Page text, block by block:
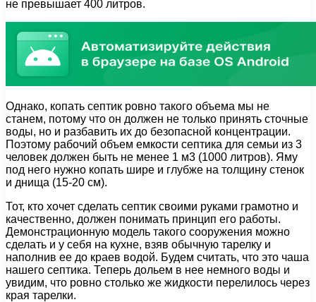
не превышает 400 литров.
Однако, копать септик ровно такого объема мы не
станем, потому что он должен не только принять сточные
воды, но и разбавить их до безопасной концентрации.
Поэтому рабочий объем емкости септика для семьи из 3
человек должен быть не менее 1 м3 (1000 литров). Яму
под него нужно копать шире и глубже на толщину стенок
и днища (15-20 см).
Тот, кто хочет сделать септик своими руками грамотно и
качественно, должен понимать принцип его работы.
Демонстрационную модель такого сооружения можно
сделать и у себя на кухне, взяв обычную тарелку и
наполнив ее до краев водой. Будем считать, что это чаша
нашего септика. Теперь дольем в нее немного воды и
увидим, что ровно столько же жидкости перелилось через
края тарелки.